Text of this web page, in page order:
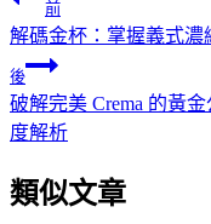
前
解碼金杯：掌握義式濃
後
破解完美 Crema 的黃
度解析
類似文章